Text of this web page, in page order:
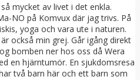
mycket av livet i det enkla.
NO på Komvux där jag trivs. På
yoga och vara ute i naturen.
också min grej. Går igång direkt
bomben ner hos oss då Wera
en hjärntumör. En sjukdomsresa
två barn här och ett barn som